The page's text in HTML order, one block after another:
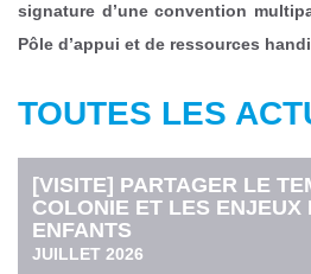
signature d’une convention
Pôle d’appui et de ressources
TOUTES LES
[VISITE] PARTAGER LE
COLONIE ET LES ENJEUX
ENFANTS
JUILLET 2026